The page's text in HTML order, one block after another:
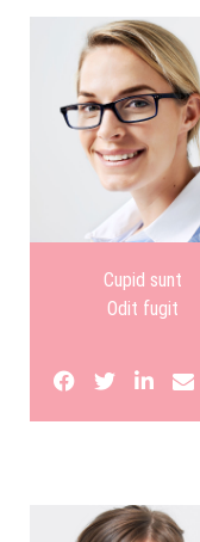
Cupid sunt
Odit fugit